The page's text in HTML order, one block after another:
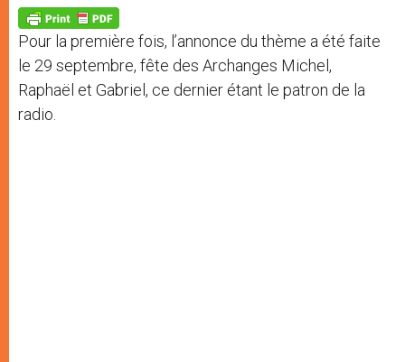
p
p
g
e
r
o
k
Pour la première fois, l’annonce du thème a été faite
le 29 septembre, fête des Archanges Michel,
Raphaël et Gabriel, ce dernier étant le patron de la
radio.